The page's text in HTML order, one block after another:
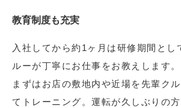
教育制度も充実
入社してから約1ヶ月は研修期間とし
ルーが丁寧にお仕事をお教えします。
まずはお店の敷地内や近場を先輩ク
てトレーニング。運転が久しぶりの